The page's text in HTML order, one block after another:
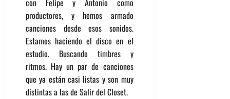
con Felipe y Antonio como
productores, y hemos armado
canciones desde esos sonidos.
Estamos haciendo el disco en el
estudio. Buscando timbres y
ritmos. Hay un par de canciones
que ya están casi listas y son muy
distintas a las de Salir del Closet.